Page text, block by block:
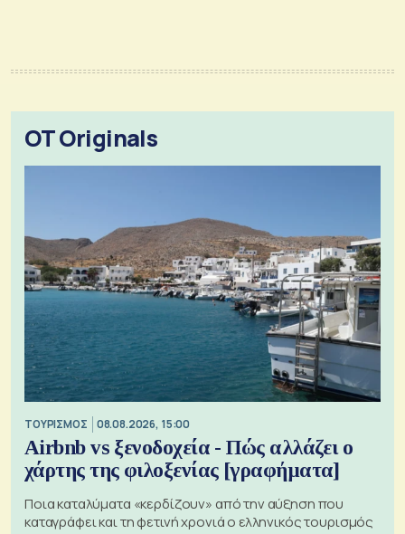
OT Originals
ΤΟΥΡΙΣΜΟΣ 08.08.2026, 15:00
Airbnb vs ξενοδοχεία - Πώς αλλάζει ο
χάρτης της φιλοξενίας [γραφήματα]
Ποια καταλύματα «κερδίζουν» από την αύξηση που
καταγράφει και τη φετινή χρονιά ο ελληνικός τουρισμός